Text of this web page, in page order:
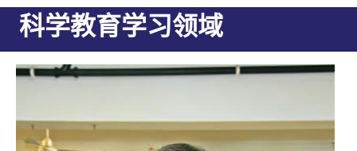
科学教育学习领域